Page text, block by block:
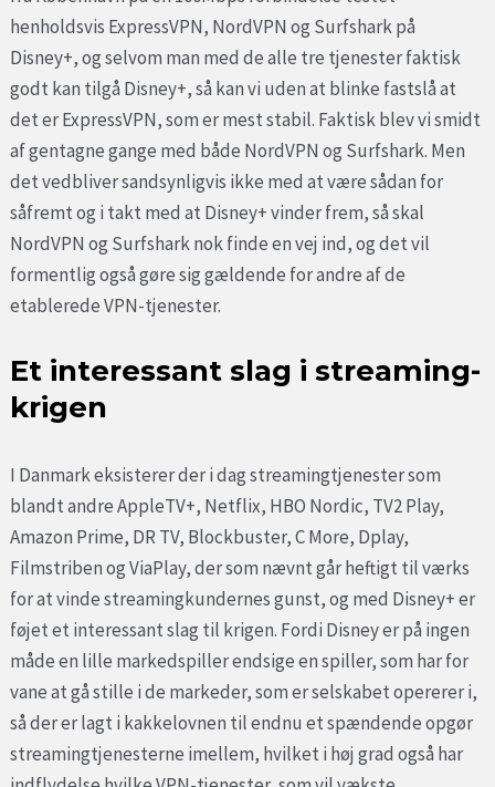
henholdsvis ExpressVPN, NordVPN og Surfshark på
Disney+, og selvom man med de alle tre tjenester faktisk
godt kan tilgå Disney+, så kan vi uden at blinke fastslå at
det er ExpressVPN, som er mest stabil. Faktisk blev vi smidt
af gentagne gange med både NordVPN og Surfshark. Men
det vedbliver sandsynligvis ikke med at være sådan for
såfremt og i takt med at Disney+ vinder frem, så skal
NordVPN og Surfshark nok finde en vej ind, og det vil
formentlig også gøre sig gældende for andre af de
etablerede VPN-tjenester.
Et interessant slag i streaming-
krigen
I Danmark eksisterer der i dag streamingtjenester som
blandt andre AppleTV+, Netflix, HBO Nordic, TV2 Play,
Amazon Prime, DR TV, Blockbuster, C More, Dplay,
Filmstriben og ViaPlay, der som nævnt går heftigt til værks
for at vinde streamingkundernes gunst, og med Disney+ er
føjet et interessant slag til krigen. Fordi Disney er på ingen
måde en lille markedspiller endsige en spiller, som har for
vane at gå stille i de markeder, som er selskabet opererer i,
så der er lagt i kakkelovnen til endnu et spændende opgør
streamingtjenesterne imellem, hvilket i høj grad også har